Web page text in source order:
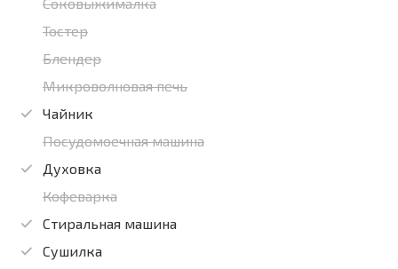
Тостер
Блендер
Микроволновая печь
Чайник
Посудомоечная машина
Духовка
Кофеварка
Стиральная машина
Сушилка